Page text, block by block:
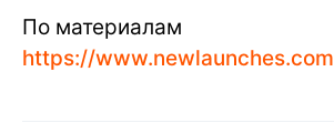
По материалам
https://www.newlaunches.com